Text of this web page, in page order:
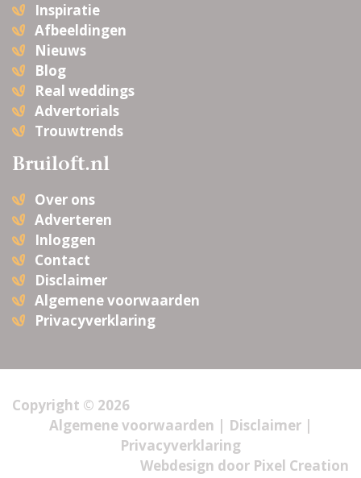
Inspiratie
Afbeeldingen
Nieuws
Blog
Real weddings
Advertorials
Trouwtrends
Bruiloft.nl
Over ons
Adverteren
Inloggen
Contact
Disclaimer
Algemene voorwaarden
Privacyverklaring
Copyright © 2026
Algemene voorwaarden | Disclaimer|
Privacyverklaring
Webdesign door Pixel Creation